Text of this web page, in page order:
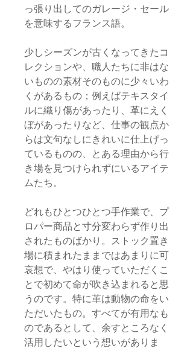
っ張り出してのガレージ・セール
を意味するフランス語。
少しシーズンが古くなってきたコ
レクションや、職人たちに非はな
いものの素材そのものに少々いわ
くがあるもの；例えばテキスタイ
ルに織り傷があったり、革にえく
ぼがあったりなど、仕事の観点か
らは文句なしにきれいに仕上げっ
ているものの、とある理由から行
き場を見つけられずにいるアイテ
ムたち。
どれもひとつひとつ手作業で、プ
ロパー商品と寸分変わらず作り出
されたものばかり。ストック置き
場に積まれたままではあまりに可
哀想で、やはり使っていただくこ
とで初めて命が吹き込まれると思
うのです。特に革は動物の命をい
ただいたもの。すべてが有用なも
のであるとして、余すところなく
活用したいという想いがありま